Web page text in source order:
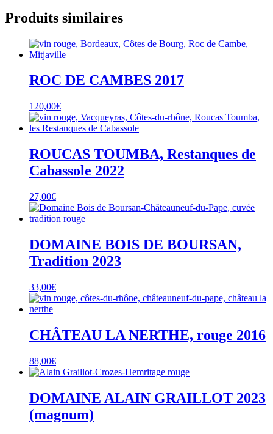
Produits similaires
ROC DE CAMBES 2017
120,00€
ROUCAS TOUMBA, Restanques de
Cabassole 2022
27,00€
DOMAINE BOIS DE BOURSAN,
Tradition 2023
33,00€
CHÂTEAU LA NERTHE, rouge 2016
88,00€
DOMAINE ALAIN GRAILLOT 2023
(magnum)